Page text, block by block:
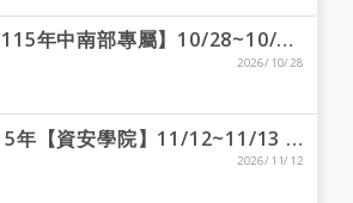
【115年中南部專屬】10/28~10/30-台中場-ISO 27701:2025 隱私資訊管理系統主導稽核員「轉換」訓練課程(三日)
2026/10/28
115年【資安學院】11/12~11/13 & 11/16~11/18 - ISO/IEC 27001:2022 資訊安全管理系統 CQI & IRCA 主導稽核員訓練課程 (PR373)
2026/11/12